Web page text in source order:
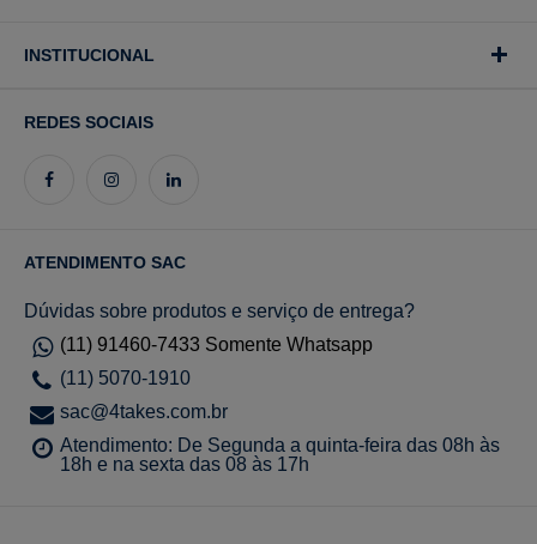
INSTITUCIONAL
REDES SOCIAIS
ATENDIMENTO SAC
Dúvidas sobre produtos e serviço de entrega?
(11) 91460-7433 Somente Whatsapp
(11) 5070-1910
sac@4takes.com.br
Atendimento: De Segunda a quinta-feira das 08h às
18h e na sexta das 08 às 17h